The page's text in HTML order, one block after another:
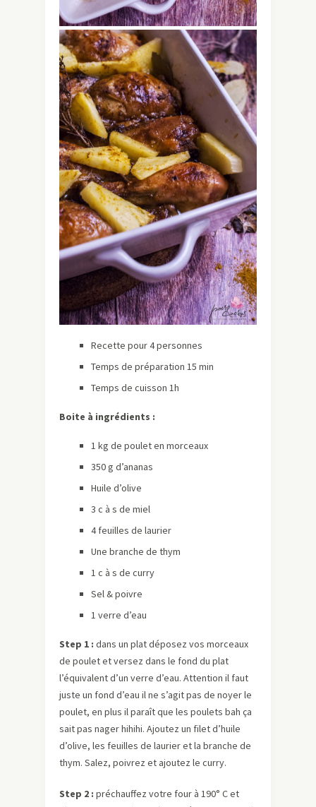
Recette pour 4 personnes
Temps de préparation 15 min
Temps de cuisson 1h
Boite à ingrédients :
1 kg de poulet en morceaux
350 g d’ananas
Huile d’olive
3 c à s de miel
4 feuilles de laurier
Une branche de thym
1 c à s de curry
Sel & poivre
1 verre d’eau
Step 1 : dans un plat déposez vos morceaux
de poulet et versez dans le fond du plat
l’équivalent d’un verre d’eau. Attention il faut
juste un fond d’eau il ne s’agit pas de noyer le
poulet, en plus il paraît que les poulets bah ça
sait pas nager hihihi. Ajoutez un filet d’huile
d’olive, les feuilles de laurier et la branche de
thym. Salez, poivrez et ajoutez le curry.
Step 2 : préchauffez votre four à 190° C et